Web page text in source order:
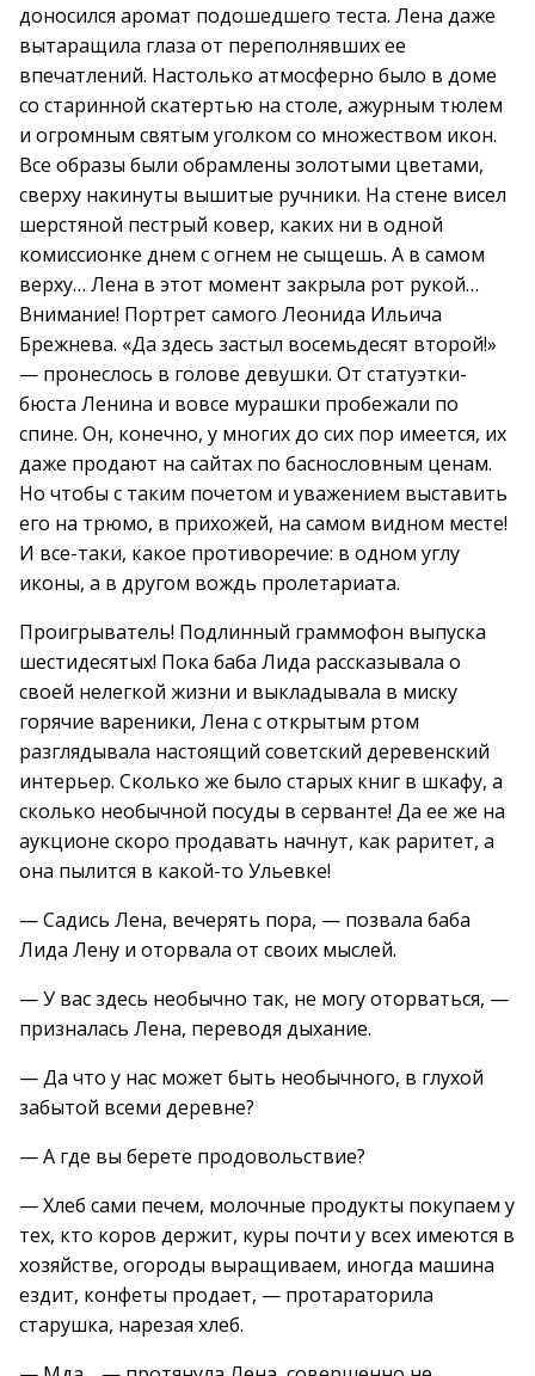
доносился аромат подошедшего теста. Лена даже
вытаращила глаза от переполнявших ее
впечатлений. Настолько атмосферно было в доме
со старинной скатертью на столе, ажурным тюлем
и огромным святым уголком со множеством икон.
Все образы были обрамлены золотыми цветами,
сверху накинуты вышитые ручники. На стене висел
шерстяной пестрый ковер, каких ни в одной
комиссионке днем с огнем не сыщешь. А в самом
верху… Лена в этот момент закрыла рот рукой…
Внимание! Портрет самого Леонида Ильича
Брежнева. «Да здесь застыл восемьдесят второй!»
— пронеслось в голове девушки. От статуэтки-
бюста Ленина и вовсе мурашки пробежали по
спине. Он, конечно, у многих до сих пор имеется, их
даже продают на сайтах по баснословным ценам.
Но чтобы с таким почетом и уважением выставить
его на трюмо, в прихожей, на самом видном месте!
И все-таки, какое противоречие: в одном углу
иконы, а в другом вождь пролетариата.
Проигрыватель! Подлинный граммофон выпуска
шестидесятых! Пока баба Лида рассказывала о
своей нелегкой жизни и выкладывала в миску
горячие вареники, Лена с открытым ртом
разглядывала настоящий советский деревенский
интерьер. Сколько же было старых книг в шкафу, а
сколько необычной посуды в серванте! Да ее же на
аукционе скоро продавать начнут, как раритет, а
она пылится в какой-то Ульевке!
— Садись Лена, вечерять пора, — позвала баба
Лида Лену и оторвала от своих мыслей.
— У вас здесь необычно так, не могу оторваться, —
призналась Лена, переводя дыхание.
— Да что у нас может быть необычного, в глухой
забытой всеми деревне?
— А где вы берете продовольствие?
— Хлеб сами печем, молочные продукты покупаем у
тех, кто коров держит, куры почти у всех имеются в
хозяйстве, огороды выращиваем, иногда машина
ездит, конфеты продает, — протараторила
старушка, нарезая хлеб.